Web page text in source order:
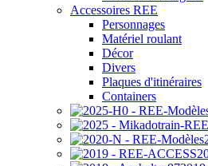
Accessoires REE
Personnages
Matériel roulant
Décor
Divers
Plaques d'itinéraires
Containers